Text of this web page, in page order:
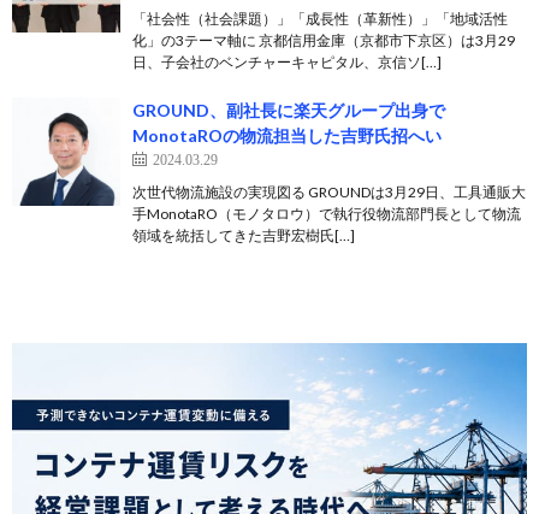
「社会性（社会課題）」「成長性（革新性）」「地域活性
化」の3テーマ軸に 京都信用金庫（京都市下京区）は3月29
日、子会社のベンチャーキャピタル、京信ソ[…]
GROUND、副社長に楽天グループ出身で
MonotaROの物流担当した吉野氏招へい
2024.03.29
次世代物流施設の実現図る GROUNDは3月29日、工具通販大
手MonotaRO（モノタロウ）で執行役物流部門長として物流
領域を統括してきた吉野宏樹氏[…]